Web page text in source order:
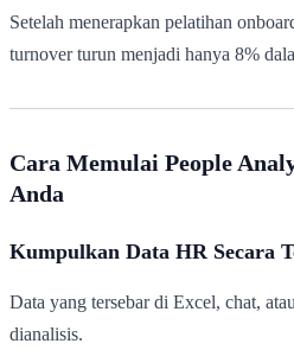
Setelah menerapkan pelatihan
turnover turun menjadi hanya 8%
Cara Memulai People
Anda
Kumpulkan Data HR Secara
Data yang tersebar di Excel, chat,
dianalisis.